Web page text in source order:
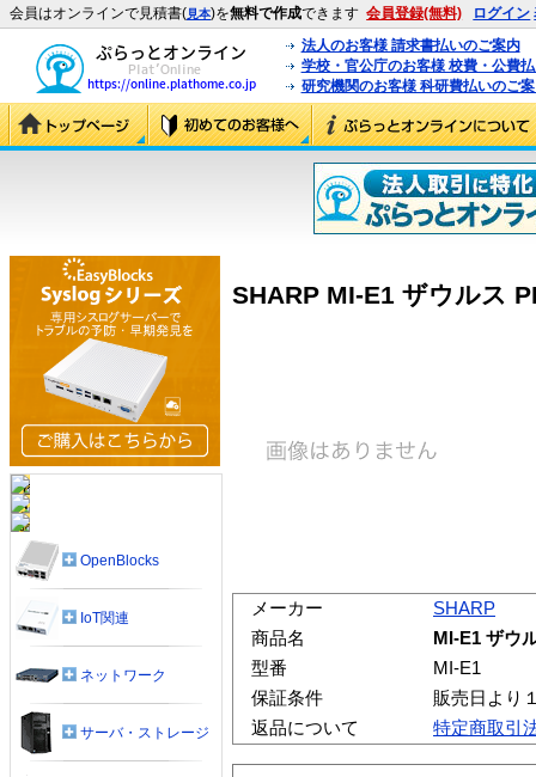
会員はオンラインで見積書(見本)を無料で作成できます 会員登録(無料) ログイン
法人のお客様 請求書払いのご案内
学校・官公庁のお客様 校費・公費
研究機関のお客様 科研費払いのご
SHARP MI-E1 ザウルス
メーカー
SHARP
商品名
MI-E1 ザウ
型番
MI-E1
保証条件
販売日より
返品について
特定商取引
OpenBlocks
IoT関連
ネットワーク
サーバ・ストレージ